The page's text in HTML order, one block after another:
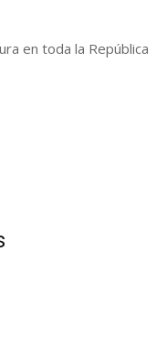
en toda la República